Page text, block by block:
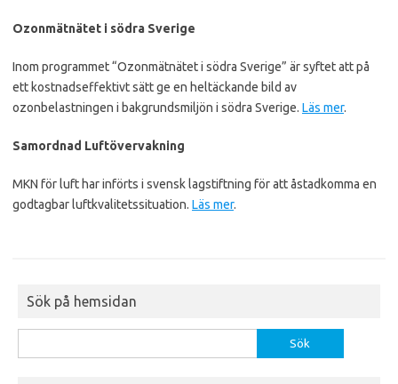
Ozonmätnätet i södra Sverige
Inom programmet “Ozonmätnätet i södra Sverige” är syftet att på
ett kostnadseffektivt sätt ge en heltäckande bild av
ozonbelastningen i bakgrundsmiljön i södra Sverige. Läs mer.
Samordnad Luftövervakning
MKN för luft har införts i svensk lagstiftning för att åstadkomma en
godtagbar luftkvalitetssituation. Läs mer.
Sök på hemsidan
efter: